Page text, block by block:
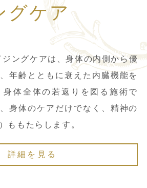
グケア
ジングケアは、身体の内側から優
年齢とともに衰えた内臓機能を
体全体の若返りを図る施術で
身体のケアだけでなく、精神の
ももたらします。
詳細を見る